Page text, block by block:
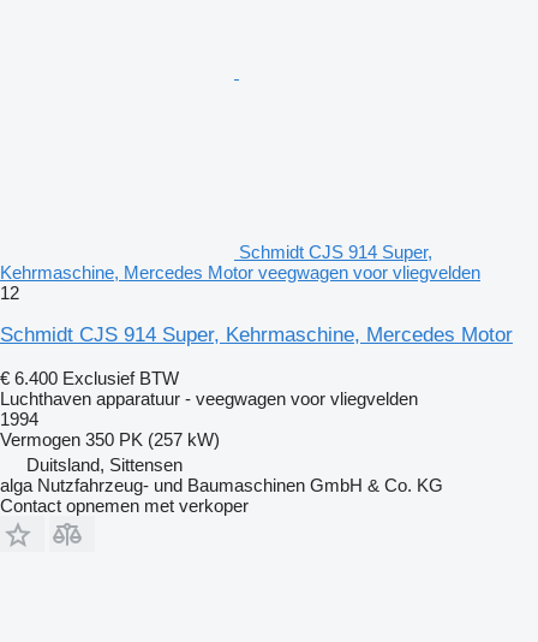
Schmidt CJS 914 Super,
Kehrmaschine, Mercedes Motor veegwagen voor vliegvelden
12
Schmidt CJS 914 Super, Kehrmaschine, Mercedes Motor
€ 6.400 Exclusief BTW
Luchthaven apparatuur - veegwagen voor vliegvelden
1994
Vermogen 350 PK (257 kW)
Duitsland, Sittensen
alga Nutzfahrzeug- und Baumaschinen GmbH & Co. KG
Contact opnemen met verkoper